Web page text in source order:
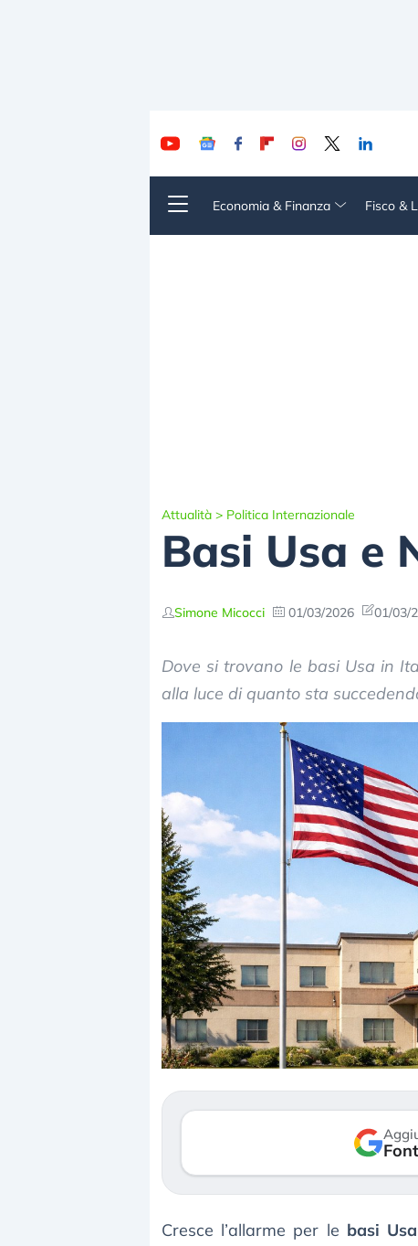
Economia & Finanza Fisco &
Attualità > Politica Internazionale
Basi Usa e
Simone Micocci 01/03/2026 01/03/
Dove si trovano le basi Usa in
alla luce di quanto sta
Cresce l’allarme per le basi
Dalle valutazioni
correzione. Cosa sta
repricing degli asset?
3 agosto 2026